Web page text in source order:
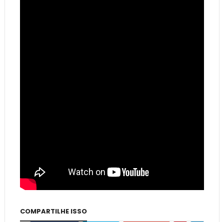
COMPARTILHE ISSO